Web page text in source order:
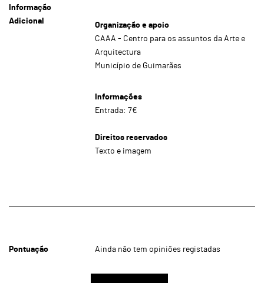
Informação
Adicional
Organização e apoio
CAAA - Centro para os assuntos da Arte e
Arquitectura
Município de Guimarães
Informações
Entrada: 7€
Direitos reservados
Texto e imagem
Pontuação Ainda não tem opiniões registadas